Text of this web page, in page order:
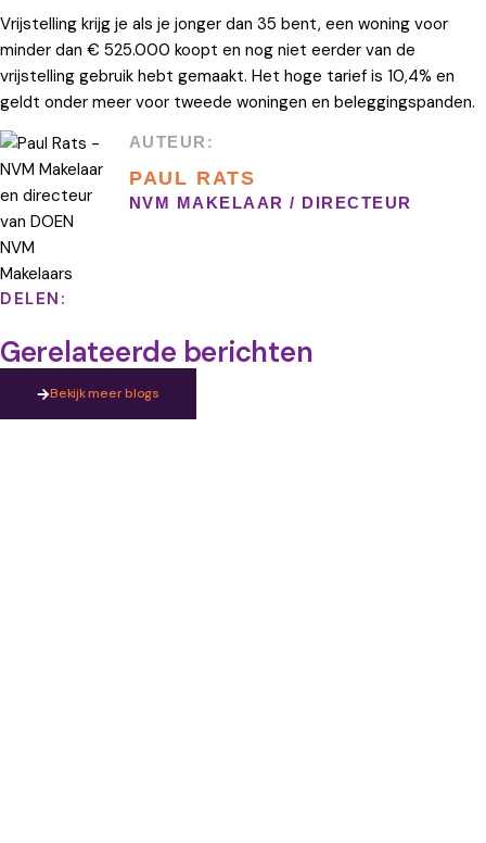
Vrijstelling krijg je als je jonger dan 35 bent, een woning voor
minder dan € 525.000 koopt en nog niet eerder van de
vrijstelling gebruik hebt gemaakt. Het hoge tarief is 10,4% en
geldt onder meer voor tweede woningen en beleggingspanden.
AUTEUR:
PAUL RATS
NVM MAKELAAR / DIRECTEUR
DELEN:
Gerelateerde berichten
Bekijk meer blogs